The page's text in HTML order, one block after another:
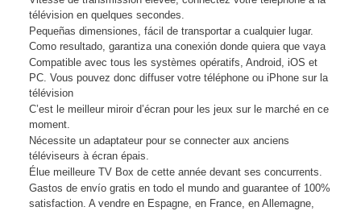
télévision en quelques secondes.
Pequeñas dimensiones, fácil de transportar a cualquier lugar.
Como resultado, garantiza una conexión donde quiera que vaya
Compatible avec tous les systèmes opératifs, Android, iOS et
PC. Vous pouvez donc diffuser votre téléphone ou iPhone sur la
télévision
C’est le meilleur miroir d’écran pour les jeux sur le marché en ce
moment.
Nécessite un adaptateur pour se connecter aux anciens
téléviseurs à écran épais.
Élue meilleure TV Box de cette année devant ses concurrents.
Gastos de envío gratis en todo el mundo and guarantee of 100%
satisfaction. A vendre en Espagne, en France, en Allemagne,